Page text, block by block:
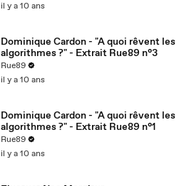
il y a 10 ans
Dominique Cardon - "A quoi rêvent les
algorithmes ?" - Extrait Rue89 n°3
Rue89
il y a 10 ans
Dominique Cardon - "A quoi rêvent les
algorithmes ?" - Extrait Rue89 n°1
Rue89
il y a 10 ans